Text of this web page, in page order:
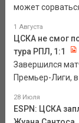
может
1 Августа
ЦСКА не смог
тура РПЛ, 1:1
Завершился
Премьер-Лиги, в
28 Июля
ESPN: ЦСКА